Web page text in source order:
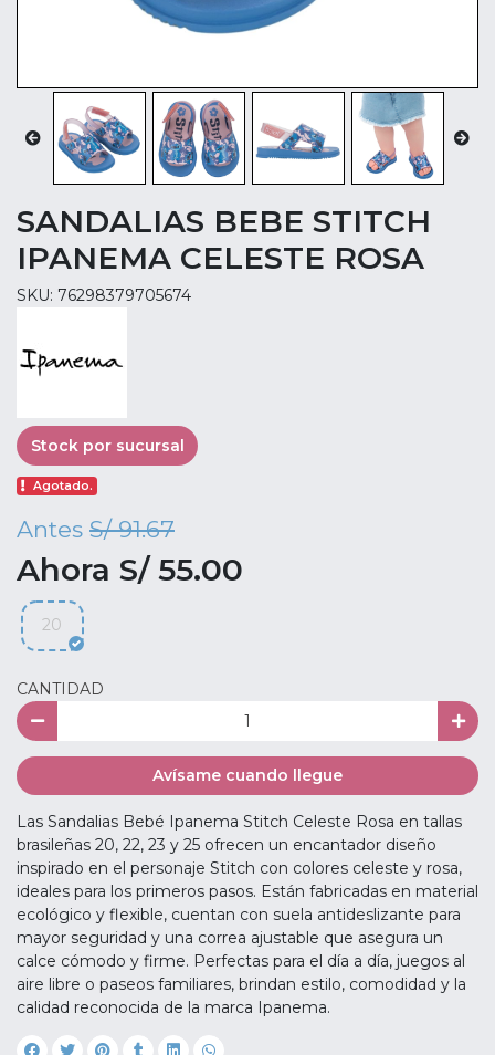
SANDALIAS BEBE STITCH
IPANEMA CELESTE ROSA
SKU: 76298379705674
Stock por sucursal
Agotado.
Antes S/ 91.67
Ahora S/ 55.00
20
CANTIDAD
Avísame cuando llegue
Las Sandalias Bebé Ipanema Stitch Celeste Rosa en tallas
brasileñas 20, 22, 23 y 25 ofrecen un encantador diseño
inspirado en el personaje Stitch con colores celeste y rosa,
ideales para los primeros pasos. Están fabricadas en material
ecológico y flexible, cuentan con suela antideslizante para
mayor seguridad y una correa ajustable que asegura un
calce cómodo y firme. Perfectas para el día a día, juegos al
aire libre o paseos familiares, brindan estilo, comodidad y la
calidad reconocida de la marca Ipanema.